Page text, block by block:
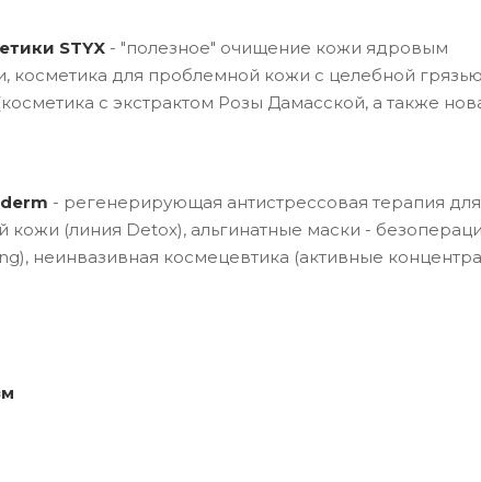
STYX - "полезное" очищение кожи ядровым
косметика для проблемной кожи с целебной
с экстрактом Розы Дамасской, а также
- регенерирующая антистрессовая терапия
(линия Detox), альгинатные маски -
неинвазивная космецевтика (активные